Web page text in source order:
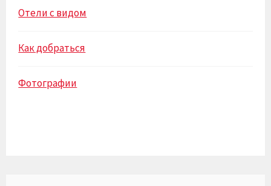
Отели с видом
Как добраться
Фотографии